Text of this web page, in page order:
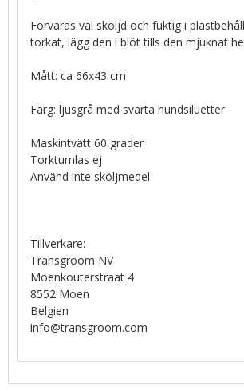
Förvaras väl sköljd och fuktig i
torkat, lägg den i blöt tills den mjuknat
Mått: ca 66x43 cm
Färg: ljusgrå med svarta hundsiluetter
Maskintvätt 60 grader
Torktumlas ej
Använd inte sköljmedel
Tillverkare:
Transgroom NV
Moenkouterstraat 4
8552 Moen
Belgien
info@transgroom.com